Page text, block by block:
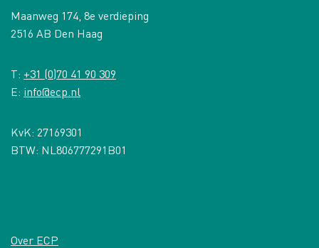
Maanweg 174, 8e verdieping
2516 AB Den Haag
T: +31 (0)70 41 90 309
E: info@ecp.nl
KvK: 27169301
BTW: NL806777291B01
Over ECP